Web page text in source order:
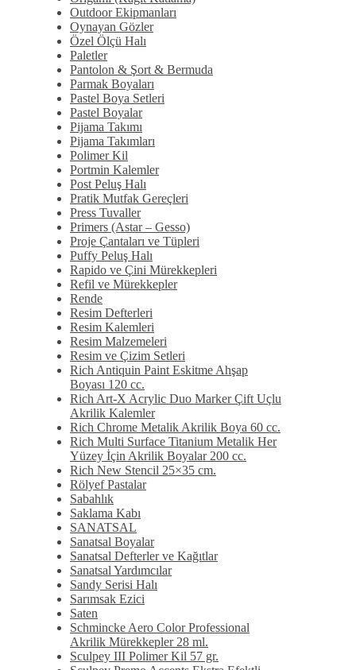
Outdoor Ekipmanları
Oynayan Gözler
Özel Ölçü Halı
Paletler
Pantolon & Şort & Bermuda
Parmak Boyaları
Pastel Boya Setleri
Pastel Boyalar
Pijama Takımı
Pijama Takımları
Polimer Kil
Portmin Kalemler
Post Peluş Halı
Pratik Mutfak Gereçleri
Press Tuvaller
Primers (Astar – Gesso)
Proje Çantaları ve Tüpleri
Puffy Peluş Halı
Rapido ve Çini Mürekkepleri
Refil ve Mürekkepler
Rende
Resim Defterleri
Resim Kalemleri
Resim Malzemeleri
Resim ve Çizim Setleri
Rich Antiquin Paint Eskitme Ahşap
Boyası 120 cc.
Rich Art-X Acrylic Duo Marker Çift Uçlu
Akrilik Kalemler
Rich Chrome Metalik Akrilik Boya 60 cc.
Rich Multi Surface Titanium Metalik Her
Yüzey İçin Akrilik Boyalar 200 cc.
Rich New Stencil 25×35 cm.
Rölyef Pastalar
Sabahlık
Saklama Kabı
SANATSAL
Sanatsal Boyalar
Sanatsal Defterler ve Kağıtlar
Sanatsal Yardımcılar
Sandy Serisi Halı
Sarımsak Ezici
Saten
Schmincke Aero Color Professional
Akrilik Mürekkepler 28 ml.
Sculpey III Polimer Kil 57 gr.